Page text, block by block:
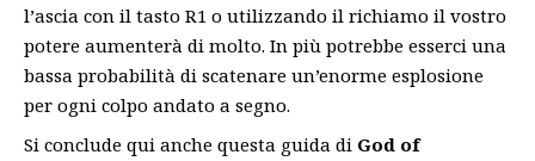
l’ascia con il tasto R1 o utilizzando il richiamo il vostro
potere aumenterà di molto. In più potrebbe esserci una
bassa probabilità di scatenare un’enorme esplosione
per ogni colpo andato a segno.
Si conclude qui anche questa guida di God of